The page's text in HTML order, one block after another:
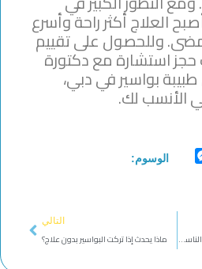
العلاج أكثر راحة وأسرع
وللحصول على تقييم
استشارة مع دكتورة
بواسير في دبي،
الأنسب لك.
Messenger
الوسوم:
هل ضعف المناعة له علاقة بتكرار الناسور الشرجي؟
التالي
ماذا يحدث إذا تركت البواسير بدون علاج؟
Next